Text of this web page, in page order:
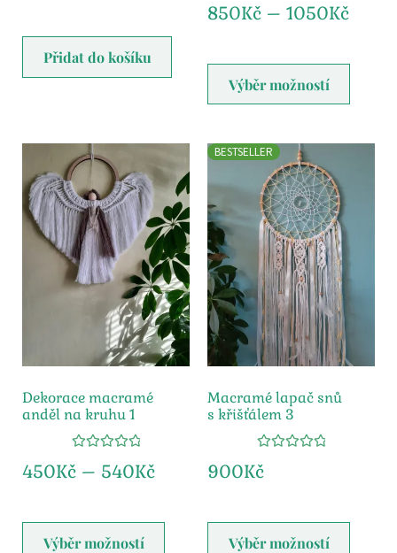
Přidat do košíku
5.00
z 5
850Kč – 1050Kč
Výběr možností
Dekorace macramé
anděl na kruhu 1
5.00
z 5
450Kč – 540Kč
Výběr možností
BESTSELLER
Macramé lapač snů
s křišťálem 3
5.00
900Kč
Výběr možností